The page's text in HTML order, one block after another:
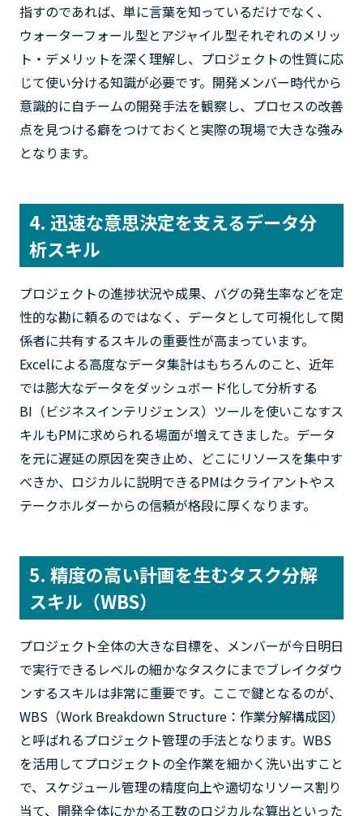
指すのであれば、単に言葉を知っているだけでなく、
ウォーターフォール型とアジャイル型それぞれのメリッ
ト・デメリットを深く理解し、プロジェクトの性質に応
じて使い分ける知識が必要です。開発メンバー時代から
意識的に自チームの開発手法を観察し、プロセスの改善
点を見つける癖をつけておくと実際の現場で大きな強み
となります。
4. 迅速な意思決定を支えるデータ分
析スキル
プロジェクトの進捗状況や成果、バグの発生率などを定
性的な勘に頼るのではなく、データとして可視化して関
係者に共有するスキルの重要性が高まっています。
Excelによる高度なデータ集計はもちろんのこと、近年
では膨大なデータをダッシュボード化して分析する
BI（ビジネスインテリジェンス）ツールを使いこなすス
キルもPMに求められる場面が増えてきました。データ
を元に遅延の原因を突き止め、どこにリソースを集中す
べきか、ロジカルに説明できるPMはクライアントやス
テークホルダーからの信頼が格段に厚くなります。
5. 精度の高い計画を生むタスク分解
スキル（WBS）
プロジェクト全体の大きな目標を、メンバーが今日明日
で実行できるレベルの細かなタスクにまでブレイクダウ
ンするスキルは非常に重要です。ここで鍵となるのが、
WBS（Work Breakdown Structure：作業分解構成図）
と呼ばれるプロジェクト管理の手法となります。WBS
を活用してプロジェクトの全作業を細かく洗い出すこと
で、スケジュール管理の精度向上や適切なリソース割り
当て、開発全体にかかる工数のロジカルな算出といった